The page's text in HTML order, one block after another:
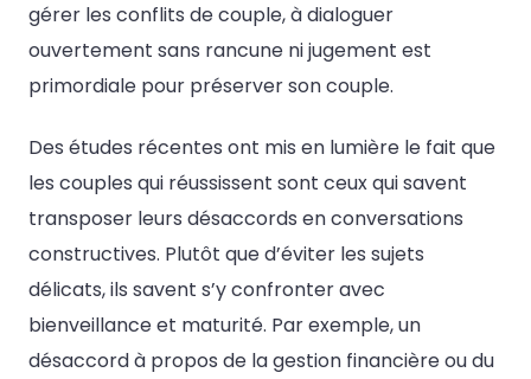
gérer les conflits de couple, à dialoguer
ouvertement sans rancune ni jugement est
primordiale pour préserver son couple.
Des études récentes ont mis en lumière le fait que
les couples qui réussissent sont ceux qui savent
transposer leurs désaccords en conversations
constructives. Plutôt que d’éviter les sujets
délicats, ils savent s’y confronter avec
bienveillance et maturité. Par exemple, un
désaccord à propos de la gestion financière ou du